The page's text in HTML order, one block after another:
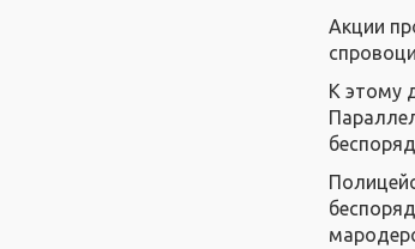
Акции
К этому